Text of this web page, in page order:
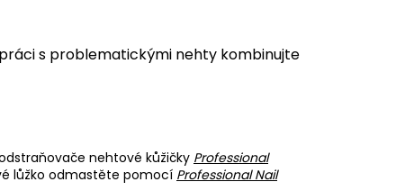
s problematickými nehty kombinujte
nehtové kůžičky Professional
lůžko odmastěte pomocí Professional Nail